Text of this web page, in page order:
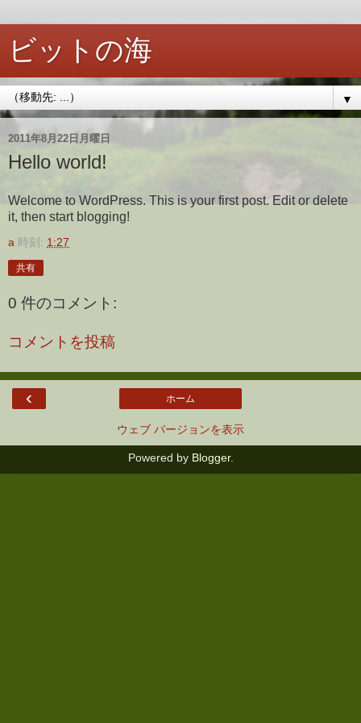
ビットの海
▼
2011年8月22日月曜日
Hello world!
Welcome to WordPress. This is your first post. Edit or delete
it, then start blogging!
a 時刻: 1:27
共有
0 件のコメント:
コメントを投稿
‹ ホーム
ウェブ バージョンを表示
Powered by Blogger.